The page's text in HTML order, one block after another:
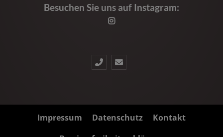
Besuchen Sie uns auf Instagram:
Impressum Datenschutz
Kontakt